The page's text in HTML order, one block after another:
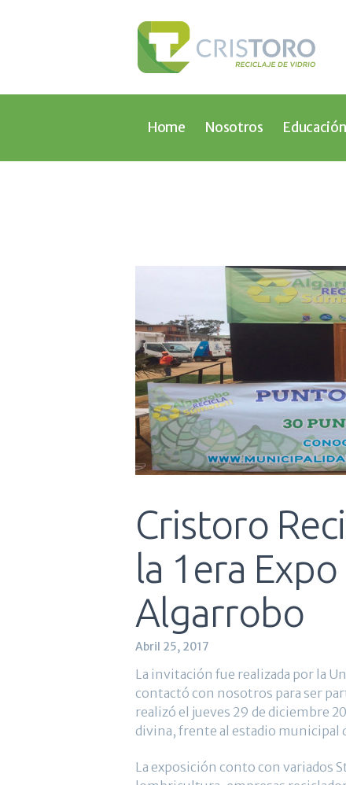
Home Nosotros Educación
Cristoro
la 1era
Algarrobo
Abril 25, 2017
La invitación fue realizada por la
contactó con nosotros para ser
realizó el jueves 29 de diciembre
divina, frente al estadio municipal
La exposición conto con variados